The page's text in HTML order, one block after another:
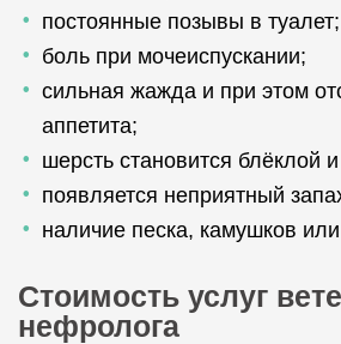
постоянные позывы в туалет;
боль при мочеиспускании;
сильная жажда и при этом
аппетита;
шерсть становится блёклой
появляется неприятный
наличие песка, камушков
Стоимость услуг
нефролога